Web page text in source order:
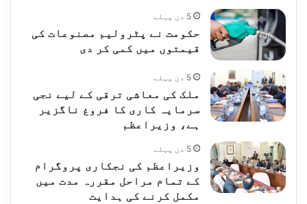
5 دن پہلے
حکومت نے پٹرولیم مصنوعات کی
قیمتوں میں کمی کر دی
5 دن پہلے
ملک کی معاشی ترقی کے لیے نجی
سرمایہ کاری کا فروغ ناگزیر
ہے، وزیراعظم
5 دن پہلے
وزیراعظم کی نجکاری پروگرام
کے تمام مراحل مقررہ مدت میں
مکمل کرنے کی ہدایت